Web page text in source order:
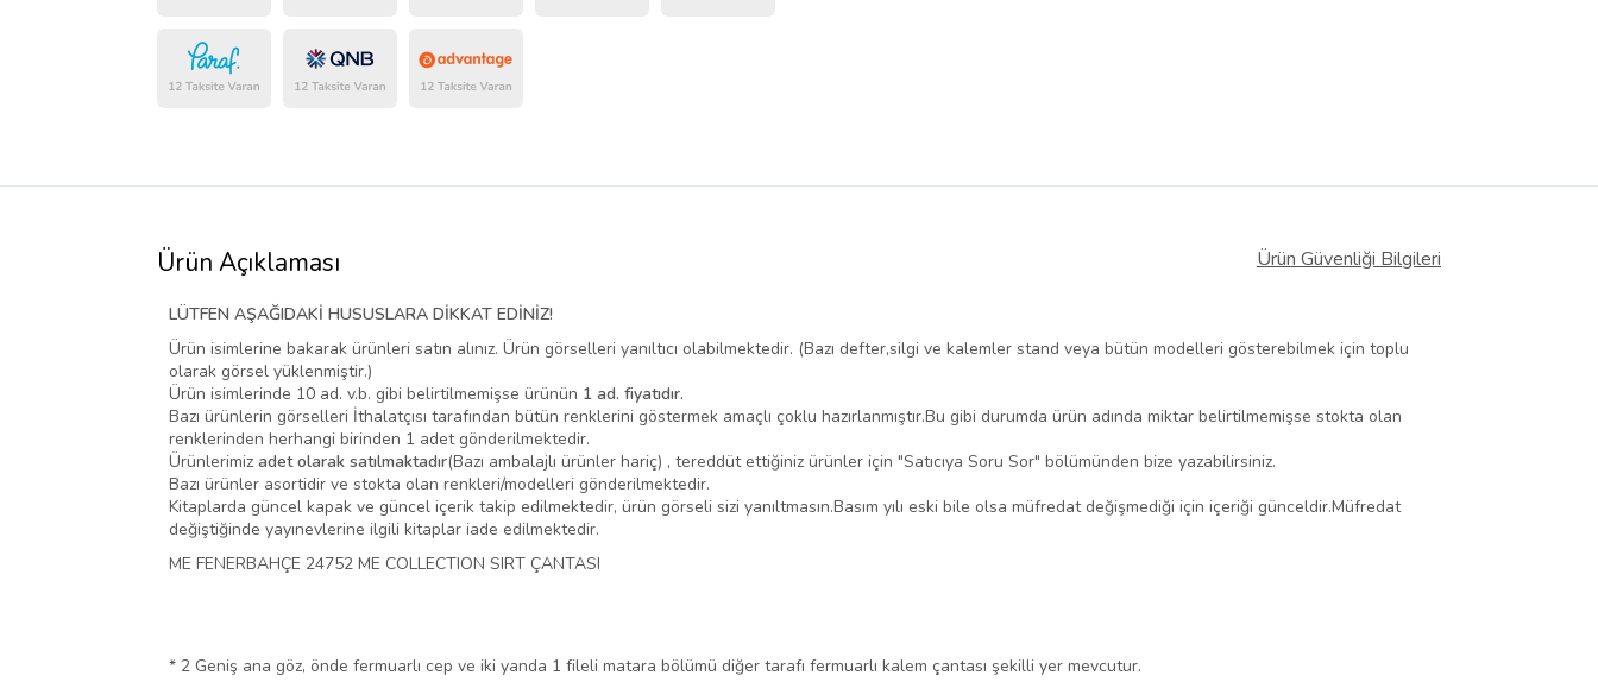
Ürün Açıklaması Ürün Güvenliği Bilgileri
LÜTFEN AŞAĞIDAKİ HUSUSLARA DİKKAT EDİNİZ!
Ürün isimlerine bakarak ürünleri satın alınız. Ürün görselleri yanıltıcı olabilmektedir. (Bazı defter,silgi ve kalemler stand veya bütün modelleri gösterebilmek için toplu
olarak görsel yüklenmiştir.)
Ürün isimlerinde 10 ad. v.b. gibi belirtilmemişse ürünün 1 ad. fiyatıdır.
Bazı ürünlerin görselleri İthalatçısı tarafından bütün renklerini göstermek amaçlı çoklu hazırlanmıştır.Bu gibi durumda ürün adında miktar belirtilmemişse stokta olan
renklerinden herhangi birinden 1 adet gönderilmektedir.
Ürünlerimiz adet olarak satılmaktadır(Bazı ambalajlı ürünler hariç) , tereddüt ettiğiniz ürünler için "Satıcıya Soru Sor" bölümünden bize yazabilirsiniz.
Bazı ürünler asortidir ve stokta olan renkleri/modelleri gönderilmektedir.
Kitaplarda güncel kapak ve güncel içerik takip edilmektedir, ürün görseli sizi yanıltmasın.Basım yılı eski bile olsa müfredat değişmediği için içeriği günceldir.Müfredat
değiştiğinde yayınevlerine ilgili kitaplar iade edilmektedir.
ME FENERBAHÇE 24752 ME COLLECTION SIRT ÇANTASI
* 2 Geniş ana göz, önde fermuarlı cep ve iki yanda 1 fileli matara bölümü diğer tarafı fermuarlı kalem çantası şekilli yer mevcutur.